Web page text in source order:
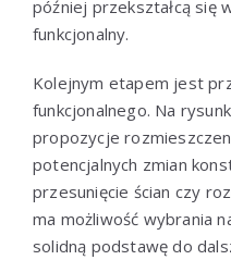
później przekształcą się
funkcjonalny.
Kolejnym etapem jest
funkcjonalnego. Na
propozycje
potencjalnych zmian
przesunięcie ścian czy
ma możliwość wybrania
solidną podstawę do